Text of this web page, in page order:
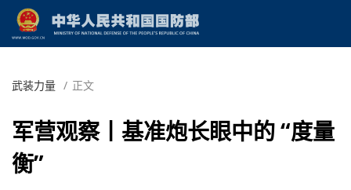
武装力量 / 正文
军营观察丨基准炮长眼中的 “度量
衡”